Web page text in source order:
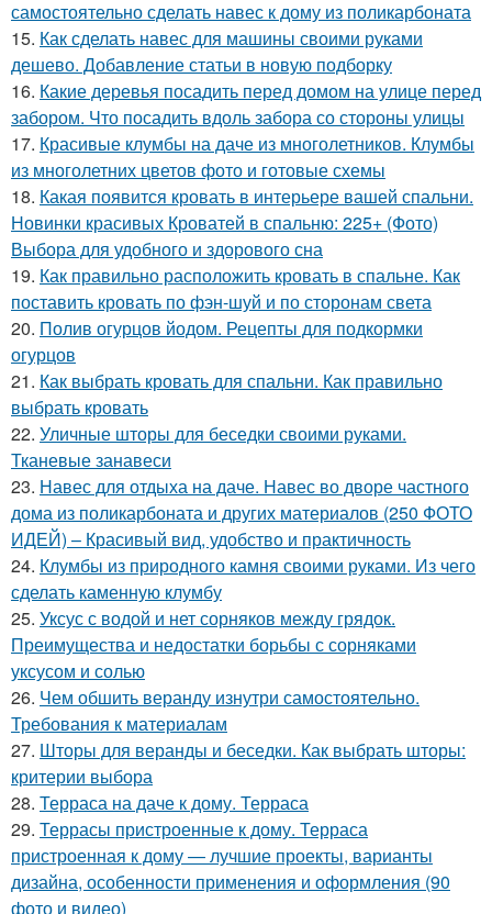
самостоятельно сделать навес к дому из поликарбоната
15. Как сделать навес для машины своими руками
дешево. Добавление статьи в новую подборку
16. Какие деревья посадить перед домом на улице перед
забором. Что посадить вдоль забора со стороны улицы
17. Красивые клумбы на даче из многолетников. Клумбы
из многолетних цветов фото и готовые схемы
18. Какая появится кровать в интерьере вашей спальни.
Новинки красивых Кроватей в спальню: 225+ (Фото)
Выбора для удобного и здорового сна
19. Как правильно расположить кровать в спальне. Как
поставить кровать по фэн-шуй и по сторонам света
20. Полив огурцов йодом. Рецепты для подкормки
огурцов
21. Как выбрать кровать для спальни. Как правильно
выбрать кровать
22. Уличные шторы для беседки своими руками.
Тканевые занавеси
23. Навес для отдыха на даче. Навес во дворе частного
дома из поликарбоната и других материалов (250 ФОТО
ИДЕЙ) – Красивый вид, удобство и практичность
24. Клумбы из природного камня своими руками. Из чего
сделать каменную клумбу
25. Уксус с водой и нет сорняков между грядок.
Преимущества и недостатки борьбы с сорняками
уксусом и солью
26. Чем обшить веранду изнутри самостоятельно.
Требования к материалам
27. Шторы для веранды и беседки. Как выбрать шторы:
критерии выбора
28. Терраса на даче к дому. Терраса
29. Террасы пристроенные к дому. Терраса
пристроенная к дому — лучшие проекты, варианты
дизайна, особенности применения и оформления (90
фото и видео)